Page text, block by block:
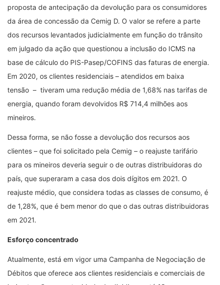
proposta de antecipação da devolução para os consumidores
da área de concessão da Cemig D. O valor se refere a parte
dos recursos levantados judicialmente em função do trânsito
em julgado da ação que questionou a inclusão do ICMS na
base de cálculo do PIS-Pasep/COFINS das faturas de energia.
Em 2020, os clientes residenciais – atendidos em baixa
tensão – tiveram uma redução média de 1,68% nas tarifas de
energia, quando foram devolvidos R$ 714,4 milhões aos
mineiros.
Dessa forma, se não fosse a devolução dos recursos aos
clientes – que foi solicitado pela Cemig – o reajuste tarifário
para os mineiros deveria seguir o de outras distribuidoras do
país, que superaram a casa dos dois dígitos em 2021. O
reajuste médio, que considera todas as classes de consumo, é
de 1,28%, que é bem menor do que o das outras distribuidoras
em 2021.
Esforço concentrado
Atualmente, está em vigor uma Campanha de Negociação de
Débitos que oferece aos clientes residenciais e comerciais de